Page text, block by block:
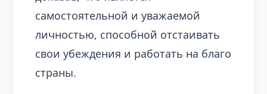
самостоятельной и уважаемой
личностью, способной отстаивать
свои убеждения и работать на благо
страны.